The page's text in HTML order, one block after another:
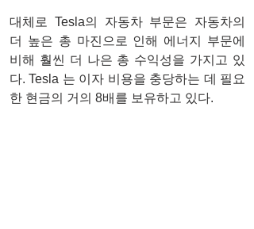
대체로 Tesla의 자동차 부문은 자동차의
더 높은 총 마진으로 인해 에너지 부문에
비해 훨씬 더 나은 총 수익성을 가지고 있
다. Tesla 는 이자 비용을 충당하는 데 필요
한 현금의 거의 8배를 보유하고 있다.